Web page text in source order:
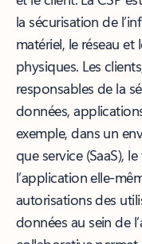
la sécurisation de
matériel, le réseau
physiques. Les
responsables de la
données,
exemple, dans un
que service (SaaS),
l’application elle-
autorisations des
données au sein de